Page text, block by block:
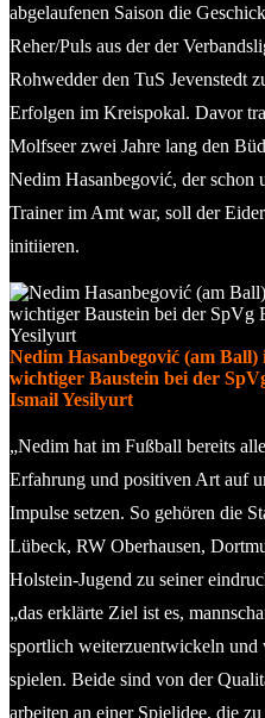
abgelaufenen Saison die
Reher/Puls aus der der
Rohwedder den TuS Jevenstedt
Erfolgen im Kreispokal. Davor
Molfseer zwei Jahre lang den
Nedim Hasanbegović, der schon
Trainer im Amt war, soll der
initiieren.
Nedim Hasanbegović (am
wichtiger Baustein bei der
Ismail Yesilyurt
„Nedim hat im Fußball bereits
Erfahrung und positiven Art auf
Impulse setzen. So gehören die
Lübeck, RW Oberhausen,
Holstein-Jugend zu seiner
„das erklärte Ziel ist es,
sportlich weiterzuentwickeln
spielen. Beide sind von der
arbeiten an einer Spielidee, die